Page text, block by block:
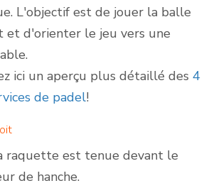
L'objectif est de jouer la balle
et d'orienter le jeu vers une
ici un aperçu plus détaillé des 4
de padel!
raquette est tenue devant le
de hanche.